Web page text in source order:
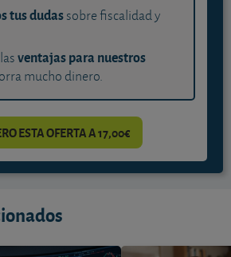
tus dudassobre fiscalidad y
ventajas para nuestros
mucho dinero.
ESTA OFERTA A 17,00€